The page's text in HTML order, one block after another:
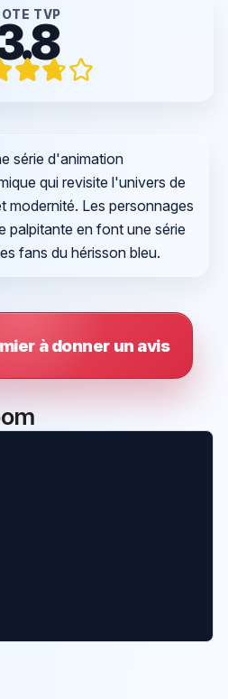
TVP
série d'animation
qui revisite l'univers de
modernité. Les personnages
palpitante en font une série
fans du hérisson bleu.
à donner un avis